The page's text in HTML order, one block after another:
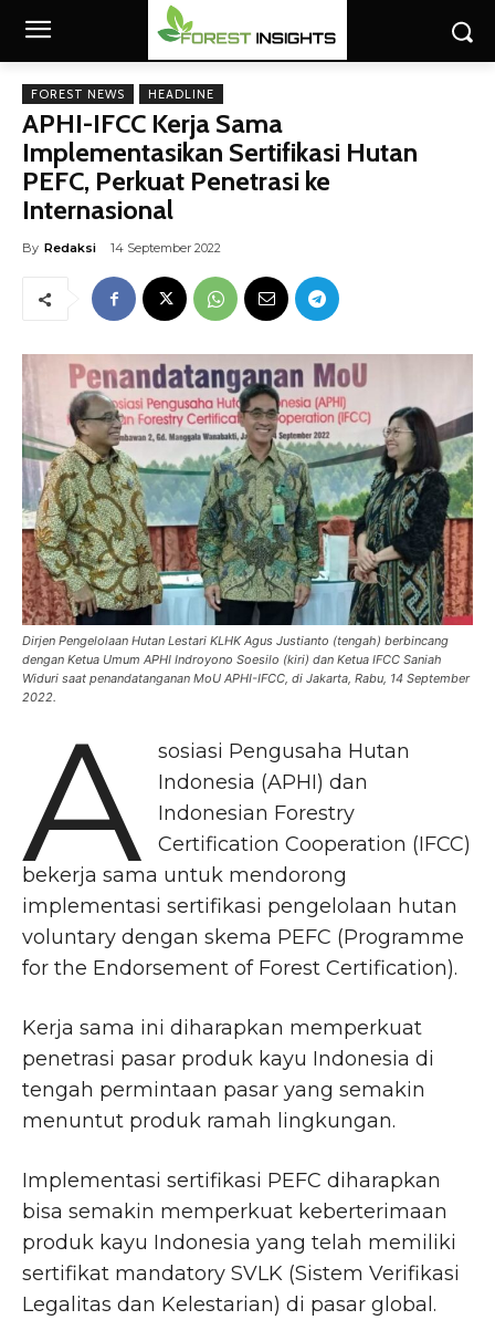
FOREST NEWS HEADLINE
APHI-IFCC Kerja Sama
Implementasikan Sertifikasi Hutan
PEFC, Perkuat Penetrasi ke
Internasional
By Redaksi 14 September 2022
Dirjen Pengelolaan Hutan Lestari KLHK Agus Justianto (tengah) berbincang
dengan Ketua Umum APHI Indroyono Soesilo (kiri) dan Ketua IFCC Saniah
Widuri saat penandatanganan MoU APHI-IFCC, di Jakarta, Rabu, 14 September
2022.
A
sosiasi Pengusaha Hutan
Indonesia (APHI) dan
Indonesian Forestry
Certification Cooperation (IFCC)
bekerja sama untuk mendorong
implementasi sertifikasi pengelolaan hutan
voluntary dengan skema PEFC (Programme
for the Endorsement of Forest Certification).
Kerja sama ini diharapkan memperkuat
penetrasi pasar produk kayu Indonesia di
tengah permintaan pasar yang semakin
menuntut produk ramah lingkungan.
Implementasi sertifikasi PEFC diharapkan
bisa semakin memperkuat keberterimaan
produk kayu Indonesia yang telah memiliki
sertifikat mandatory SVLK (Sistem Verifikasi
Legalitas dan Kelestarian) di pasar global.